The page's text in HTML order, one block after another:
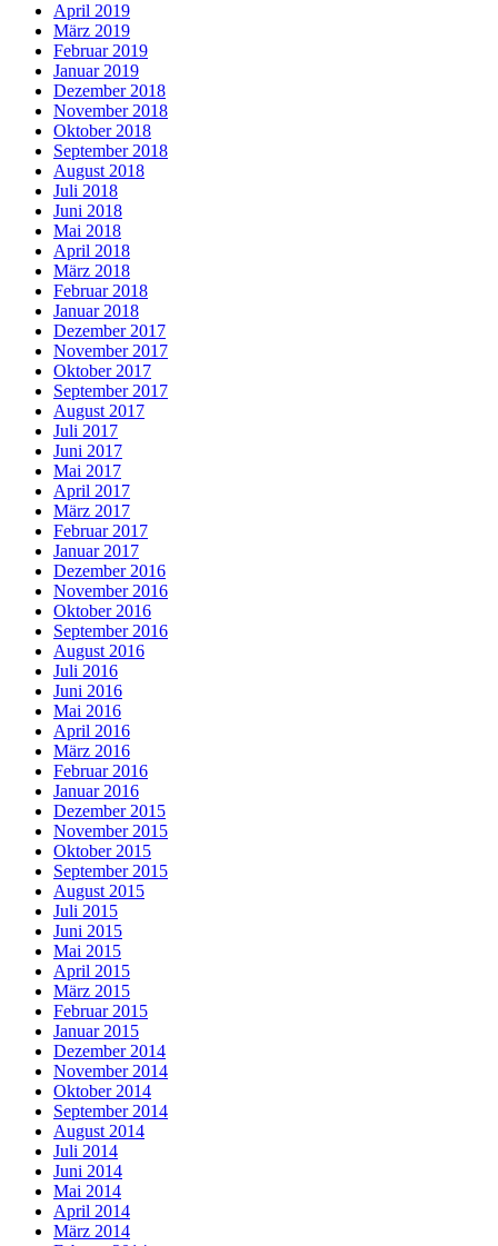
April 2019
März 2019
Februar 2019
Januar 2019
Dezember 2018
November 2018
Oktober 2018
September 2018
August 2018
Juli 2018
Juni 2018
Mai 2018
April 2018
März 2018
Februar 2018
Januar 2018
Dezember 2017
November 2017
Oktober 2017
September 2017
August 2017
Juli 2017
Juni 2017
Mai 2017
April 2017
März 2017
Februar 2017
Januar 2017
Dezember 2016
November 2016
Oktober 2016
September 2016
August 2016
Juli 2016
Juni 2016
Mai 2016
April 2016
März 2016
Februar 2016
Januar 2016
Dezember 2015
November 2015
Oktober 2015
September 2015
August 2015
Juli 2015
Juni 2015
Mai 2015
April 2015
März 2015
Februar 2015
Januar 2015
Dezember 2014
November 2014
Oktober 2014
September 2014
August 2014
Juli 2014
Juni 2014
Mai 2014
April 2014
März 2014